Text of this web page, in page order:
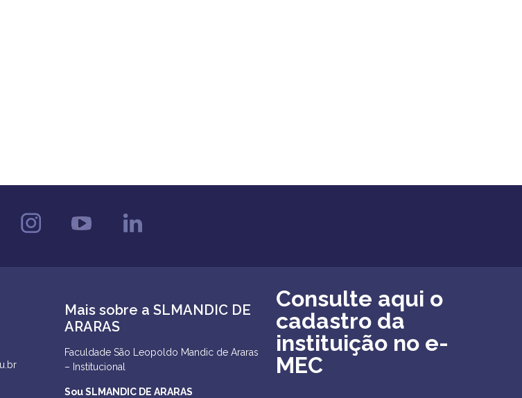
Mais sobre a SLMANDIC DE
ARARAS
Faculdade São Leopoldo Mandic de Araras
– Institucional
Sou SLMANDIC DE ARARAS
Consulte aqui o
cadastro da
instituição no e-
MEC